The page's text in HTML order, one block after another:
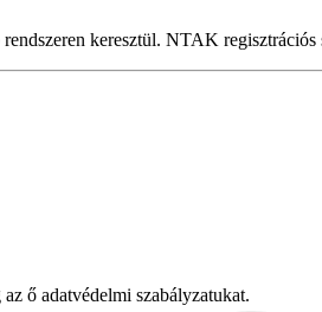
keresztül. NTAK
ő adatvédelmi szabályzatukat.